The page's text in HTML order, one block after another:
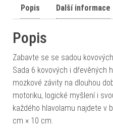
Popis Další informace
Popis
Zabavte se se sadou
Sada 6 kovových i dřevěných
mozkové závity na dlouhou
motoriku, logické myšlení i
každého hlavolamu najdete v
cm × 10 cm.